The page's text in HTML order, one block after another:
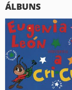
ÁLBUNS